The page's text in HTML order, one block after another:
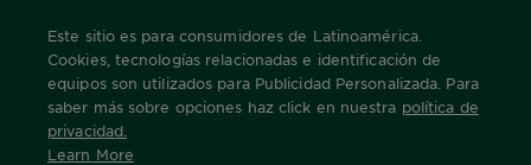
Este sitio es para consumidores de Latinoamérica.
Cookies, tecnologías relacionadas e identificación de
equipos son utilizados para Publicidad Personalizada. Para
saber más sobre opciones haz click en nuestra política de
privacidad
Learn More
Home Nuestras Marcas